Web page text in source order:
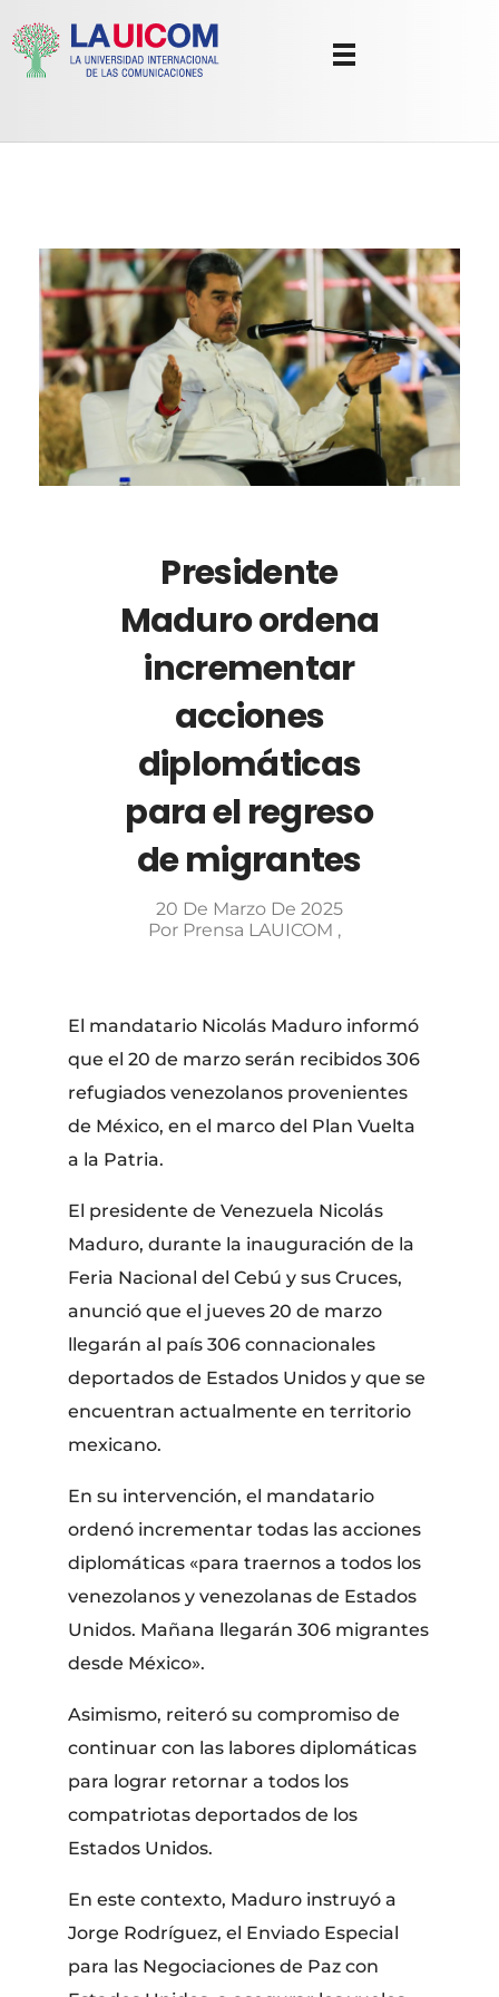
Presidente
Maduro ordena
incrementar
acciones
diplomáticas
para el regreso
de migrantes
20 De Marzo De 2025
Por Prensa LAUICOM
El mandatario Nicolás Maduro informó
que el 20 de marzo serán recibidos 306
refugiados venezolanos provenientes
de México, en el marco del Plan Vuelta
a la Patria.
El presidente de Venezuela Nicolás
Maduro, durante la inauguración de la
Feria Nacional del Cebú y sus Cruces,
anunció que el jueves 20 de marzo
llegarán al país 306 connacionales
deportados de Estados Unidos y que se
encuentran actualmente en territorio
mexicano.
En su intervención, el mandatario
ordenó incrementar todas las acciones
diplomáticas «para traernos a todos los
venezolanos y venezolanas de Estados
Unidos. Mañana llegarán 306 migrantes
desde México».
Asimismo, reiteró su compromiso de
continuar con las labores diplomáticas
para lograr retornar a todos los
compatriotas deportados de los
Estados Unidos.
En este contexto, Maduro instruyó a
Jorge Rodríguez, el Enviado Especial
para las Negociaciones de Paz con